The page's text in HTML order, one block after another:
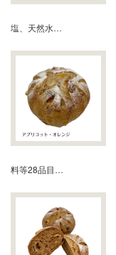
塩、天然水…
料等28品目…